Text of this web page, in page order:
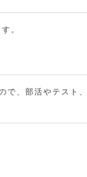
。
で、部活やテスト